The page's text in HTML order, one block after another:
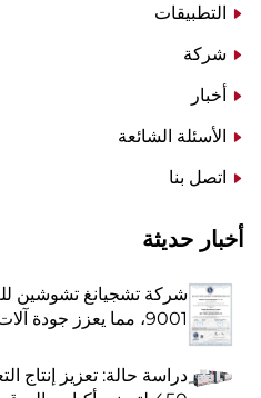
التطبيقات
شركة
أخبار
الأسئلة الشائعة
اتصل بنا
أخبار حديثة
9001، مما يعزز جودة آلات تصنيع أكياس الورق